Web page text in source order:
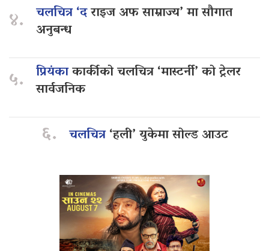
४. चलचित्र ‘दराइज अफ साम्राज्य’ मा सौगात
अनुबन्ध
५. प्रियंकाकार्कीको चलचित्र ‘मास्टर्नी’ को ट्रेलर
सार्वजनिक
६. चलचित्र‘हली’ युकेमा सोल्ड आउट